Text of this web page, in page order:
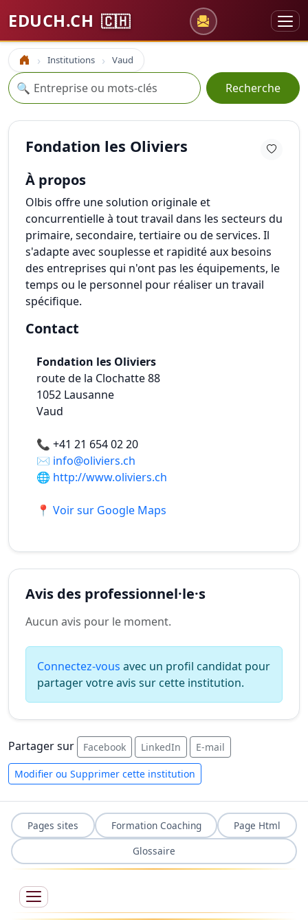
EDUCH.CH 🇨🇭
Accueil Institutions Vaud
Recherche
🔍 Recherche
Fondation les Oliviers
À propos
Olbis offre une solution originale et
concurrentielle à tout travail dans les secteurs du
primaire, secondaire, tertiaire ou de services. Il
s'adapte avec souplesse et rapidité aux besoins
des entreprises qui n'ont pas les équipements, le
temps ou le personnel pour réaliser un travail
spécifique.
Contact
Fondation les Oliviers
route de la Clochatte 88
1052 Lausanne
Vaud
📞 +41 21 654 02 20
✉️ info@oliviers.ch
🌐 http://www.oliviers.ch
📍 Voir sur Google Maps
Avis des professionnel·le·s
Aucun avis pour le moment.
Connectez-vous avec un profil candidat pour
partager votre avis sur cette institution.
Partager sur Facebook LinkedIn E-mail
Modifier ou Supprimer cette institution
Pages sites Formation Coaching
Page Html
Glossaire